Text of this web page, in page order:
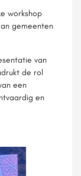
workshop
gemeenten
van
de rol
een
en